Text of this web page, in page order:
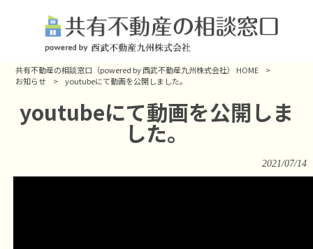
共有不動産の相談窓口（powered by 西武不動産九州株式会社） HOME
>
お知らせ
> youtubeにて動画を公開しました。
youtubeにて動画を公開しま
した。
2021/07/14